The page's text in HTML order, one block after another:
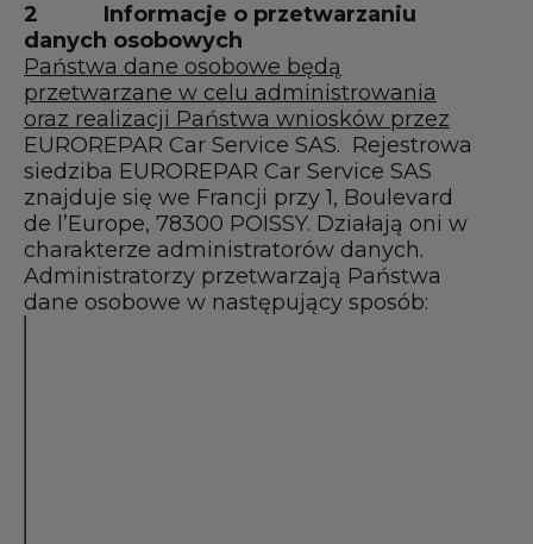
2 Informacje o przetwarzaniu
danych osobowych
Państwa dane osobowe będą
przetwarzane w celu administrowania
oraz realizacji Państwa wniosków przez
EUROREPAR Car Service SAS. Rejestrowa
siedziba EUROREPAR Car Service SAS
znajduje się we Francji przy 1, Boulevard
de l’Europe, 78300 POISSY. Działają oni w
charakterze administratorów danych.
Administratorzy przetwarzają Państwa
dane osobowe w następujący sposób: